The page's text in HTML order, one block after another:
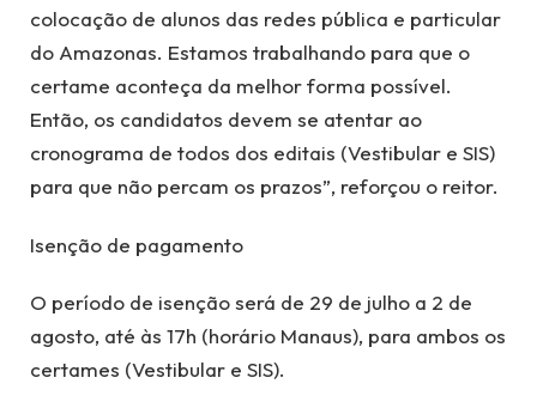
colocação de alunos das redes pública e particular
do Amazonas. Estamos trabalhando para que o
certame aconteça da melhor forma possível.
Então, os candidatos devem se atentar ao
cronograma de todos dos editais (Vestibular e SIS)
para que não percam os prazos”, reforçou o reitor.
Isenção de pagamento
O período de isenção será de 29 de julho a 2 de
agosto, até às 17h (horário Manaus), para ambos os
certames (Vestibular e SIS).